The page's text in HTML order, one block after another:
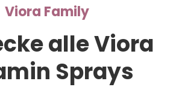
Viora Family
alle Viora
Sprays